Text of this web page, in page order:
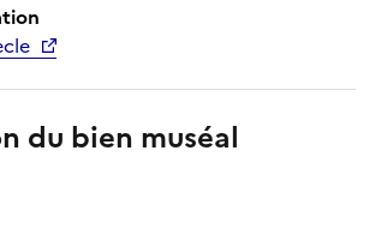
du bien muséal